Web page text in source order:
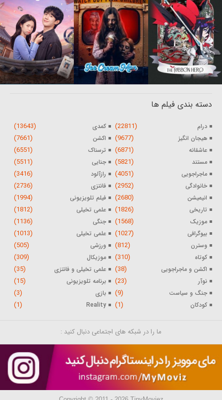
دسته بندی فیلم ها
درام (22811) کمدی (13643)
هیجان انگیز (9677) اکشن (7661)
عاشقانه (6871) ترسناک (6551)
مستند (5821) جنایی (5511)
ماجراجویی (4051) رازآلود (3416)
خانوادگی (2952) فانتزی (2736)
انیمیشن (2680) فیلم تلویزیونی (1994)
تاریخی (1826) علمی تخیلی (1812)
موزیک (1568) جنگی (1136)
بیوگرافی (1027) علمی تخیلی (1013)
وسترن (812) ورزشی (505)
کوتاه (310) موزیکال (309)
اکشن و ماجراجویی (38) علمی تخیلی و فانتزی (35)
نوآر (23) برنامه تلویزیونی (15)
جنگ و سیاست (9) بازی (3)
کودکان (1)
Reality
(1)
ما را در شبکه های اجتماعی دنبال کنید :